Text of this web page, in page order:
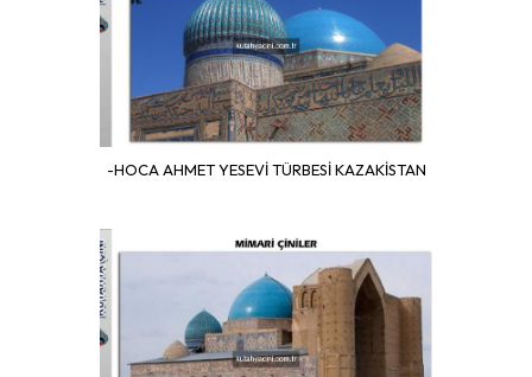
-HOCA AHMET YESEVİ TÜRBESİ KAZAKİSTAN